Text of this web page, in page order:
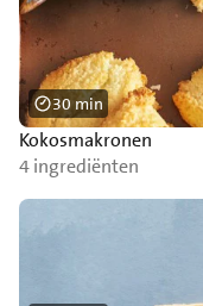
Kokosmakronen
4 ingrediënten
30 min